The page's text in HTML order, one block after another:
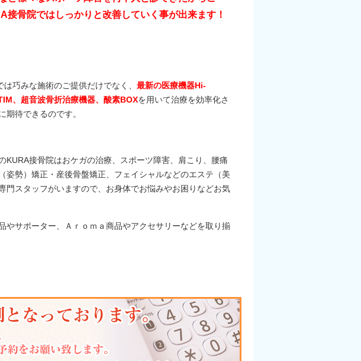
接骨院ではしっかりと改善していく事が出来ます！
巧みな施術のご提供だけでなく、 最新の医療機器Hi-
、超音波骨折治療機器、酸素BOXを用いて治療を効率化さ
期待できるのです。
KURA接骨院はおケガの治療、スポーツ障害、肩こり、腰痛
姿勢）矯正・産後骨盤矯正、フェイシャルなどのエステ（美
門スタッフがいますので、お身体でお悩みやお困りなどお気
やサポーター、Ａｒｏｍａ商品やアクセサリーなどを取り揃